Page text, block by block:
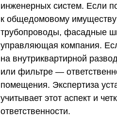
инженерных систем. Если
к общедомовому
трубопроводы, фасадные
управляющая компания.
на внутриквартирной
или фильтре —
помещения. Экспертиза
учитывает этот аспект и
ответственности.